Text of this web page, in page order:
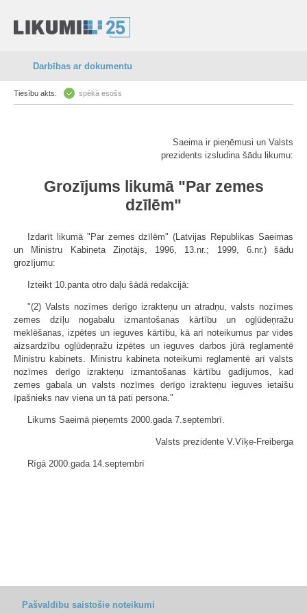
Darbības ar dokumentu
Tiesību akts: spēkā esošs
Saeima ir pieņēmusi un Valsts
prezidents izsludina šādu likumu:
Grozījums likumā "Par zemes
dzīlēm"
Izdarīt likumā "Par zemes dzīlēm" (Latvijas Republikas Saeimas
un Ministru Kabineta Ziņotājs, 1996, 13.nr.; 1999, 6.nr.) šādu
grozījumu:
Izteikt 10.panta otro daļu šādā redakcijā:
"(2) Valsts nozīmes derīgo izrakteņu un atradņu, valsts nozīmes
zemes dzīļu nogabalu izmantošanas kārtību un ogļūdeņražu
meklēšanas, izpētes un ieguves kārtību, kā arī noteikumus par vides
aizsardzību ogļūdeņražu izpētes un ieguves darbos jūrā reglamentē
Ministru kabinets. Ministru kabineta noteikumi reglamentē arī valsts
nozīmes derīgo izrakteņu izmantošanas kārtību gadījumos, kad
zemes gabala un valsts nozīmes derīgo izrakteņu ieguves ietaišu
īpašnieks nav viena un tā pati persona."
Likums Saeimā pieņemts 2000.gada 7.septembrī.
Valsts prezidente V.Vīķe-Freiberga
Rīgā 2000.gada 14.septembrī
Pašvaldību saistošie noteikumi